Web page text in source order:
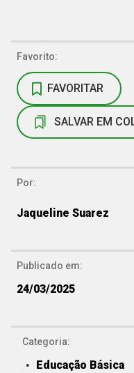
Favorito:
FAVORITAR
SALVAR EM
Por:
Jaqueline Suarez
Publicado em:
24/03/2025
Categoria:
Educação Básica